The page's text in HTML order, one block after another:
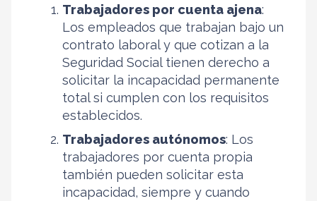
Trabajadores por cuenta ajena:
Los empleados que trabajan bajo un
contrato laboral y que cotizan a la
Seguridad Social tienen derecho a
solicitar la incapacidad permanente
total si cumplen con los requisitos
establecidos.
Trabajadores autónomos: Los
trabajadores por cuenta propia
también pueden solicitar esta
incapacidad, siempre y cuando